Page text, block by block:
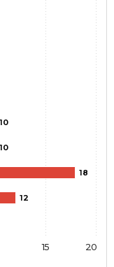
10
10
18
12
15 20